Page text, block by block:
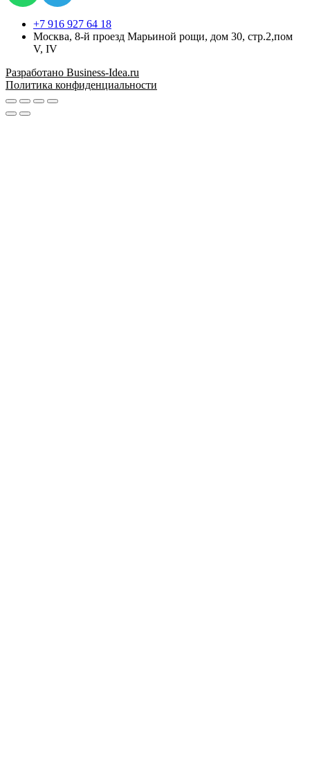
+7 916 927 64 18
Москва, 8-й проезд Марьиной рощи, дом 30, стр.2,пом
V, IV
Разработано Business-Idea.ru
Политика конфиденциальности